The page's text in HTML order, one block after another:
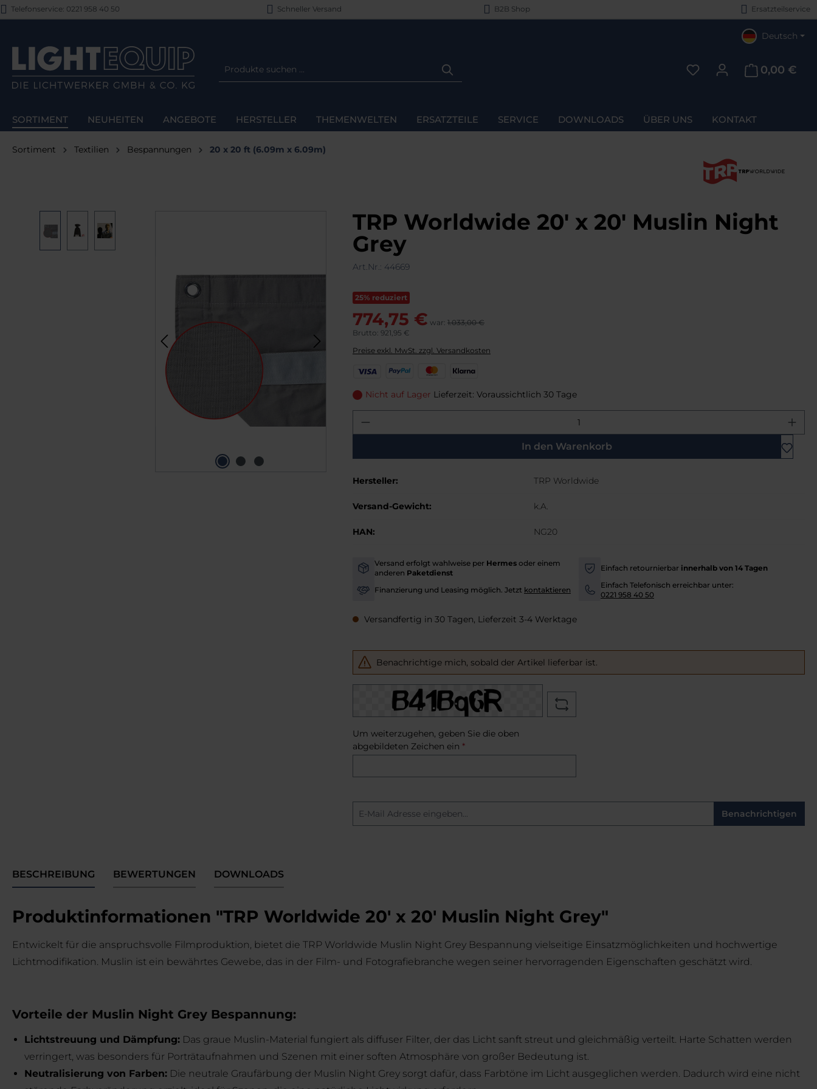
Hauptinhalt springen
Zur Suche springen
Zur Hauptnavigation springen
Telefonservice: 0221 958 40 50 Schneller Versand B2B Shop Ersatzteilservice
Deutsch
Du hast 0 Produkte auf
0,00 €
SORTIMENT NEUHEITEN ANGEBOTE HERSTELLER THEMENWELTEN ERSATZTEILE SERVICE DOWNLOADS ÜBER UNS KONTAKT
Sortiment Textilien Bespannungen 20 x 20 ft (6.09m x 6.09m)
TRP Worldwide 20' x 20' Muslin Night
Grey
Art.Nr.: 44669
25% reduziert
774,75 € war: 1.033,00 €
Brutto: 921,95 €
Preise exkl. MwSt. zzgl. Versandkosten
s
P
y
l
s
r
a
K
a
a
Nicht auf Lager Lieferzeit: Voraussichtlich 30 Tage
Produkt Anzahl: Gib den gewünschten Wert ein oder
In den Warenkorb
Hersteller: TRP Worldwide
Versand-Gewicht: k.A.
HAN: NG20
-
Versand erfolgt wahlweise per Hermes oder einem
anderen Paketdienst -
Einfach retournierbar innerhalb von 14 Tagen
-
Finanzierung und Leasing möglich. Jetzt kontaktieren
-
Einfach Telefonisch erreichbar unter:
0221 958 40 50
Versandfertig in 30 Tagen, Lieferzeit 3-4 Werktage
Benachrichtige mich, sobald der Artikel lieferbar ist.
Um weiterzugehen, geben Sie die oben
abgebildeten Zeichen ein *
Benachrichtigen
BESCHREIBUNG BEWERTUNGEN DOWNLOADS
Produktinformationen "TRP Worldwide 20' x 20' Muslin Night Grey"
Entwickelt für die anspruchsvolle Filmproduktion, bietet die TRP Worldwide Muslin Night Grey Bespannung vielseitige Einsatzmöglichkeiten und hochwertige
Lichtmodifikation. Muslin ist ein bewährtes Gewebe, das in der Film- und Fotografiebranche wegen seiner hervorragenden Eigenschaften geschätzt wird.
Vorteile der Muslin Night Grey Bespannung:
Lichtstreuung und Dämpfung: Das graue Muslin-Material fungiert als diffuser Filter, der das Licht sanft streut und gleichmäßig verteilt. Harte Schatten werden
verringert, was besonders für Porträtaufnahmen und Szenen mit einer soften Atmosphäre von großer Bedeutung ist.
Neutralisierung von Farben: Die neutrale Graufärbung der Muslin Night Grey sorgt dafür, dass Farbtöne im Licht ausgeglichen werden. Dadurch wird eine nicht